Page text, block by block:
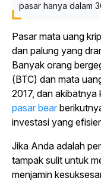
pasar hanya dalam
Pasar mata uang
dan palung yang
Banyak orang
(BTC) dan mata
2017, dan akibatnya
pasar bear
investasi yang
Jika Anda adalah
tampak sulit untuk
menjamin